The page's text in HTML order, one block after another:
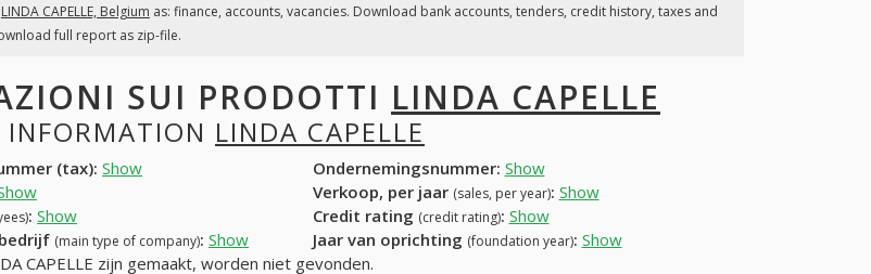
LINDA CAPELLE, Belgium as: finance, accounts, vacancies. Download bank accounts, tenders, credit history, taxes and
full report as zip-file.
SUI PRODOTTI LINDA CAPELLE
INFORMATION LINDA CAPELLE
(tax): Show Ondernemingsnummer: Show
Verkoop, per jaar (sales, per year): Show
: Show Credit rating (credit rating): Show
(main type of company): Show Jaar van oprichting (foundation year): Show
CAPELLE zijn gemaakt, worden niet gevonden.